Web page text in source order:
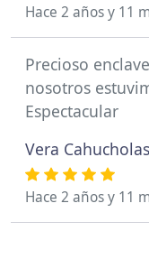
Hace 2 años y 11
Precioso
nosotros
Espectacular
Vera Cahucholas
Hace 2 años y 11